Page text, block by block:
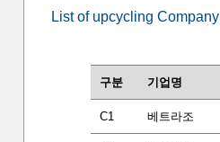
List of upcycling Company
구분 기업명
C1 베트라조